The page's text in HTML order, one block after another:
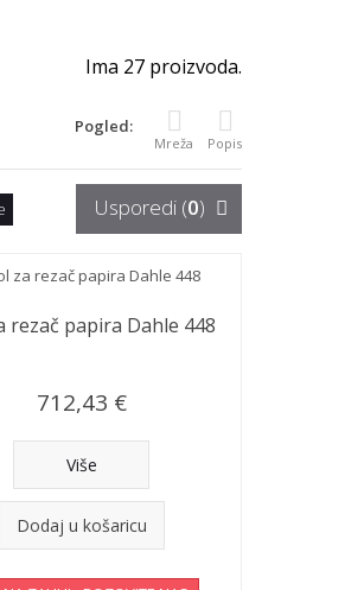
Ima 27 proizvoda.
Pogled:
Mreža Popis
Usporedi (0)
rezač papira Dahle 448
712,43 €
Više
Dodaj u košaricu